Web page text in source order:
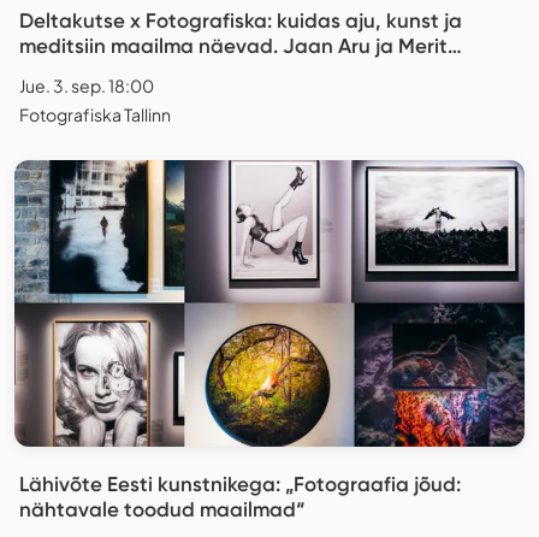
Deltakutse x Fotografiska: kuidas aju, kunst ja
meditsiin maailma näevad. Jaan Aru ja Merit
Jue. 3. sep. 18:00
Fotografiska Tallinn
Lähivõte Eesti kunstnikega: „Fotograafia jõud:
nähtavale toodud maailmad“